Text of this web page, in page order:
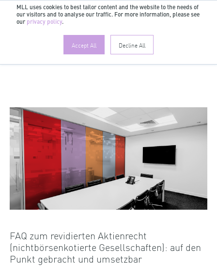
MLL uses cookies to best tailor content and the website to the needs of
our visitors and to analyse our traffic. For more information, please see
our privacy policy.
Accept All Decline All
DE
FAQ zum revidierten Aktienrecht
(nichtbörsenkotierte Gesellschaften): auf den
Punkt gebracht und umsetzbar